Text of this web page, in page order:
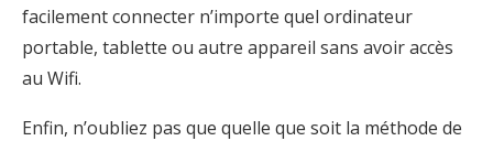
facilement connecter n’importe quel ordinateur
portable, tablette ou autre appareil sans avoir accès
au Wifi.
Enfin, n’oubliez pas que quelle que soit la méthode de